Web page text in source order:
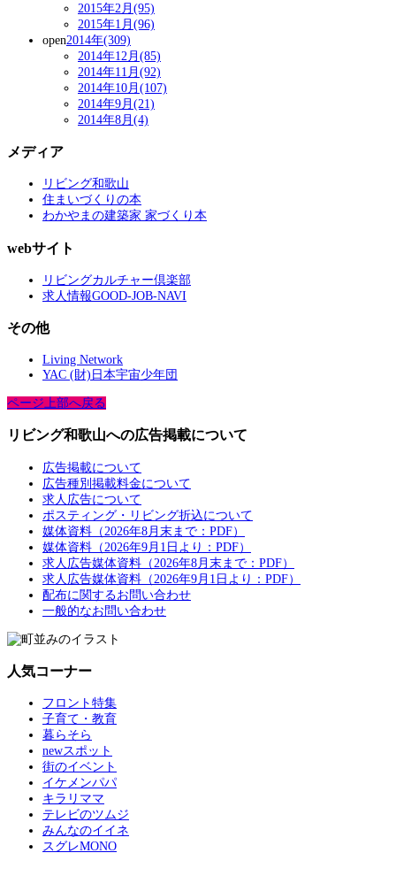
2015年2月(95)
2015年1月(96)
open2014年(309)
2014年12月(85)
2014年11月(92)
2014年10月(107)
2014年9月(21)
2014年8月(4)
メディア
リビング和歌山
住まいづくりの本
わかやまの建築家 家づくり本
webサイト
リビングカルチャー倶楽部
求人情報GOOD-JOB-NAVI
その他
Living Network
YAC (財)日本宇宙少年団
ページ上部へ戻る
リビング和歌山への広告掲載について
広告掲載について
広告種別掲載料金について
求人広告について
ポスティング・リビング折込について
媒体資料（2026年8月末まで：PDF）
媒体資料（2026年9月1日より：PDF）
求人広告媒体資料（2026年8月末まで：PDF）
求人広告媒体資料（2026年9月1日より：PDF）
配布に関するお問い合わせ
一般的なお問い合わせ
人気コーナー
フロント特集
子育て・教育
暮らそら
newスポット
街のイベント
イケメンパパ
キラリママ
テレビのツムジ
みんなのイイネ
スグレMONO